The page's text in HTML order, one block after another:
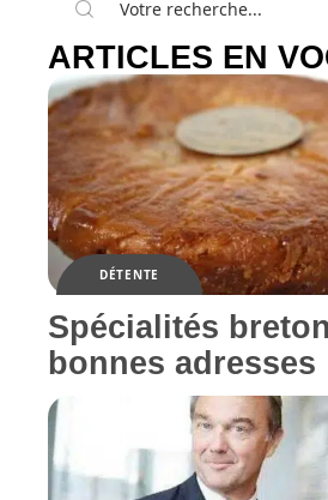
ARTICLES EN
DÉTENTE
Spécialités
bonnes adresses